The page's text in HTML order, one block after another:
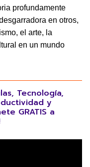
profundamente
en otros,
el arte, la
en un mundo
Tecnología,
y
GRATIS a